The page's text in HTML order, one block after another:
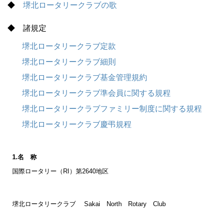
◆ 堺北ロータリークラブの歌
◆ 諸規定
堺北ロータリークラブ定款
堺北ロータリークラブ細則
堺北ロータリークラブ基金管理規約
堺北ロータリークラブ準会員に関する規程
堺北ロータリークラブファミリー制度に関する規程
堺北ロータリークラブ慶弔規程
1.名 称
国際ロータリー（RI）第2640地区
堺北ロータリークラブ Sakai North Rotary Club